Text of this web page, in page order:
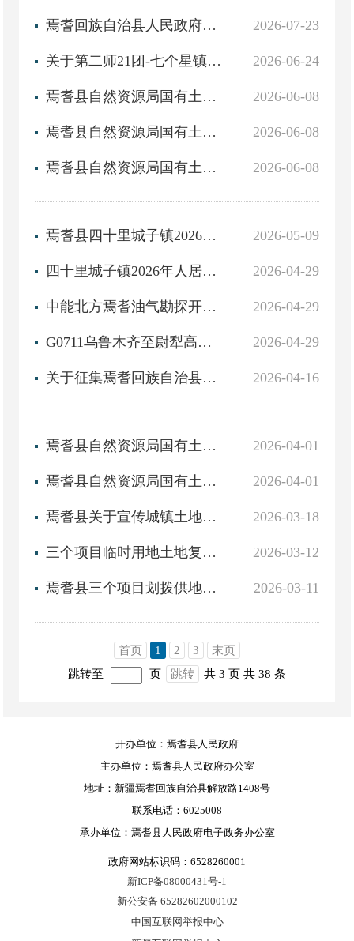
2026-07-23
焉耆回族自治县人民政府征地补偿安置方案的公告 焉征补告〔2026〕01号
2026-06-24
关于第二师21团-七个星镇公路项目（焉耆县段）征收土地预公告
2026-06-08
焉耆县自然资源局国有土地使用权挂牌出让公告(焉自然资公告[2026]8号)
2026-06-08
焉耆县自然资源局国有土地使用权挂牌出让公告(焉自然资公告[2026]7号)
2026-06-08
焉耆县自然资源局国有土地使用权挂牌出让公告(焉自然资公告[2026]6号)
2026-05-09
焉耆县四十里城子镇2026年人居环境整治以工代赈项目物资采购公告
2026-04-29
四十里城子镇2026年人居环境整治以工代赈项目“租购聘”方案
2026-04-29
中能北方焉耆油气勘探开发有限责任公司 北气2井、北气5井项目临时用地土地复垦工程验收结果公示
2026-04-29
G0711乌鲁木齐至尉犁高速公路中交第三公路工程局有限公司新疆乌尉公路包PPP项目WYTJ-11标段建设项目临时用地...
2026-04-16
关于征集焉耆回族自治县国有农用地管理突出问题线索的公告
2026-04-01
焉耆县自然资源局国有土地使用权挂牌出让公告(焉自然资公告[2026]4号)焉自然资公告[2026]4号
2026-04-01
焉耆县自然资源局国有土地使用权挂牌出让公告(焉自然资公告[2026]3号)焉自然资公告[2026]3号
2026-03-18
焉耆县关于宣传城镇土地使用税和房产税的相关法律法规
2026-03-12
三个项目临时用地土地复垦工程验收结果公示
2026-03-11
焉耆县三个项目划拨供地批前公示
首页 1 2 3
末页
跳转至
页 跳转 共 3 页 共 38 条
开办单位：焉耆县人民政府
主办单位：焉耆县人民政府办公室
地址：新疆焉耆回族自治县解放路1408号
联系电话：6025008
承办单位：焉耆县人民政府电子政务办公室
政府网站标识码：6528260001
新ICP备08000431号-1
新公安备 65282602000102
中国互联网举报中心